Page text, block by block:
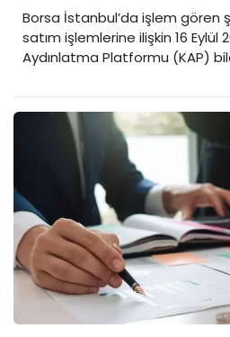
Borsa İstanbul’da işlem gören
satım işlemlerine ilişkin 16 Eylül
Aydınlatma Platformu (KAP)
Gün içinde geri alım
ortaklık hareketleri dikkat
alım satım haberleri...